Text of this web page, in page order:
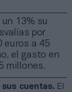
13% su
por
euros a 45
el gasto en
millones.
sus cuentas. El